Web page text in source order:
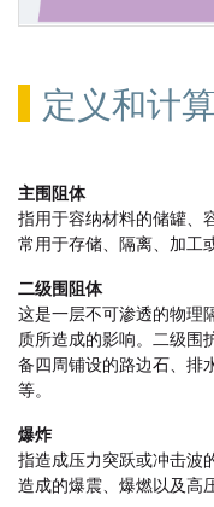
定义和计
主围阻体
指用于容纳材料的储罐、
常用于存储、隔离、加工
二级围阻体
这是一层不可渗透的物理
质所造成的影响。二级围
备四周铺设的路边石、排
等。
爆炸
指造成压力突跃或冲击波
造成的爆震、爆燃以及高